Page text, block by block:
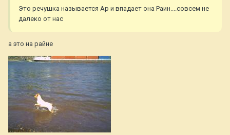
Это речушка называется Ар и впадает она Раин....совсем не
далеко от нас
а это на райне